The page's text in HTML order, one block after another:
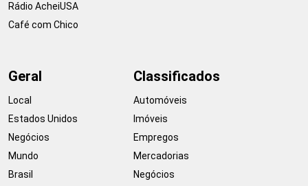
Rádio AcheiUSA
Café com Chico
Geral
Local
Estados Unidos
Negócios
Mundo
Brasil
Classificados
Automóveis
Imóveis
Empregos
Mercadorias
Negócios